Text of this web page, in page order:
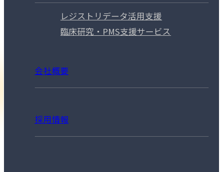
会社概要
レジストリデータ活用支援
臨床研究・PMS支援サービス
採用情報